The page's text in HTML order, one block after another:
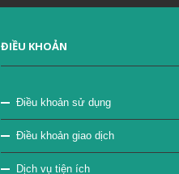
ĐIỀU KHOẢN
Điều khoản sử dụng
Điều khoản giao dịch
Dịch vụ tiện ích